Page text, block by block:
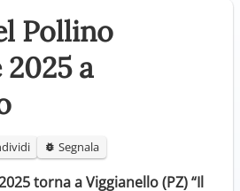
Pollino
a
Segnala
torna a Viggianello (PZ) “Il